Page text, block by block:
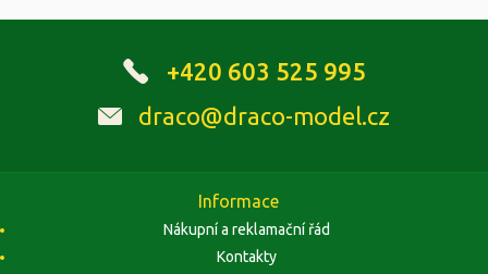
+420 603 525 995
draco@draco-model.cz
Informace
Nákupní a reklamační řád
Kontakty